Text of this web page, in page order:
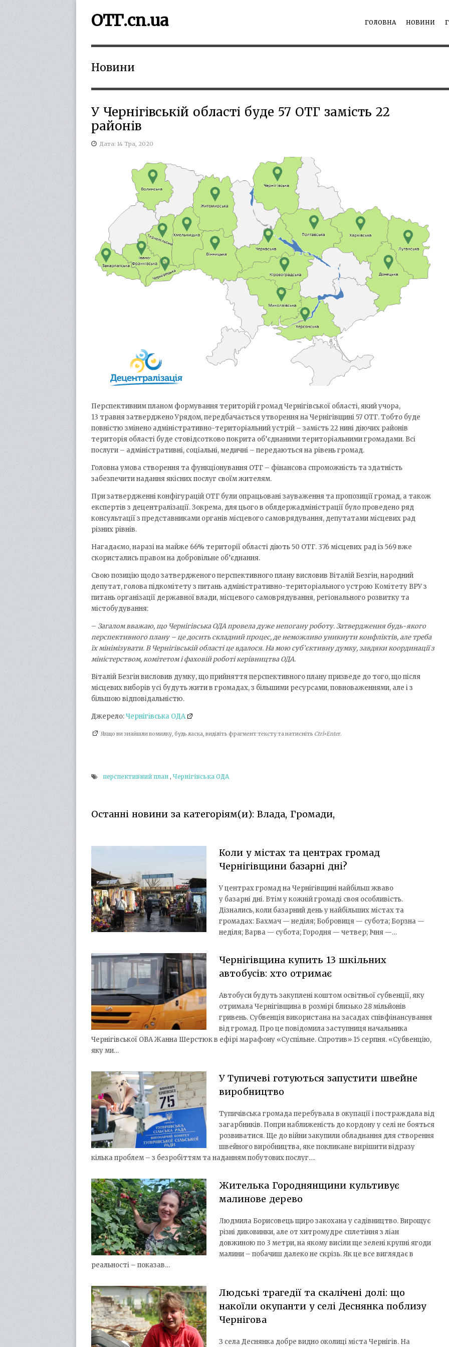
ГОЛОВНА НОВИНИ
ОТГ.cn.ua
Новини
У Чернігівській області буде 57 ОТГ замість 22
районів
Дата: 14 Тра, 2020
Перспективним планом формування територій громад Чернігівської області, який учора,
13 травня затверджено Урядом, передбачається утворення на Чернігівщині 57 ОТГ. Тобто буде
повністю змінено адміністративно-територіальний устрій – замість 22 нині діючих районів
територія області буде стовідсотково покрита об’єднаними територіальними громадами. Всі
послуги – адміністративні, соціальні, медичні – передаються на рівень громад.
Головна умова створення та функціонування ОТГ – фінансова спроможність та здатність
забезпечити надання якісних послуг своїм жителям.
При затвердженні конфігурацій ОТГ були опрацьовані зауваження та пропозиції громад, а також
експертів з децентралізації. Зокрема, для цього в облдержадміністрації було проведено ряд
консультації з представниками органів місцевого самоврядування, депутатами місцевих рад
різних рівнів.
Нагадаємо, наразі на майже 66% території області діють 50 ОТГ. 376 місцевих рад із 569 вже
скористались правом на добровільне об’єднання.
Свою позицію щодо затвердженого перспективного плану висловив Віталій Безгін, народний
депутат, голова підкомітету з питань адміністративно-територіального устрою Комітету ВРУ з
питань організації державної влади, місцевого самоврядування, регіонального розвитку та
містобудування:
– Загалом вважаю, що Чернігівська ОДА провела дуже непогану роботу. Затвердження будь-якого
перспективного плану – це досить складний процес, де неможливо уникнути конфліктів, але треба
їх мінімізувати. В Чернігівській області це вдалося. На мою суб’єктивну думку, завдяки координації з
міністерством, комітетом і фаховій роботі керівництва ОДА.
Віталій Безгін висловив думку, що прийняття перспективного плану призведе до того, що після
місцевих виборів усі будуть жити в громадах, з більшими ресурсами, повноваженнями, але і з
більшою відповідальністю.
Джерело:Чернігівська ОДА
Якщо ви знайшли помилку, будь ласка, виділіть фрагмент тексту та натисніть Ctrl+Enter.
перспективний план , Чернігівська ОДА
Останні новини за категоріям(и): Влада, Громади,
Коли у містах та центрах громад
Чернігівщини базарні дні?
У центрах громад на Чернігівщині найбільш жваво
у базарні дні. Втім у кожній громаді своя особливість.
Дізнались, коли базарний день у найбільших містах та
громадах: Бахмач — неділя; Бобровиця — субота; Борзна —
неділя; Варва — субота; Городня — четвер; Ічня —…
Чернігівщина купить 13 шкільних
автобусів: хто отримає
Автобуси будуть закуплені коштом освітньої субвенції, яку
отримала Чернігівщина в розмірі близько 28 мільйонів
гривень. Субвенція використана на засадах співфінансування
від громад. Про це повідомила заступниця начальника
Чернігівської ОВА Жанна Шерстюк в ефірі марафону «Суспільне. Спротив» 15 серпня. «Субвенцію,
яку ми…
У Тупичеві готуються запустити швейне
виробництво
Тупичівська громада перебувала в окупації і постраждала від
загарбників. Попри наближеність до кордону у селі не бояться
розвиватися. Ще до війни закупили обладнання для створення
швейного виробництва, яке покликане вирішити відразу
кілька проблем – з безробіттям та наданням побутових послуг….
Жителька Городнянщини культивує
малинове дерево
Людмила Борисовець щиро закохана у садівництво. Вирощує
різні диковинки, але от хитромудре сплетіння з ліан
довжиною по 3 метри, на якому висіли ще зелені крупні ягоди
малини – побачиш далеко не скрізь. Як це все виглядає в
реальності – показав…
Людські трагедії та скалічені долі: що
накоїли окупанти у селі Деснянка поблизу
Чернігова
З села Деснянка добре видно околиці міста Чернігів. На